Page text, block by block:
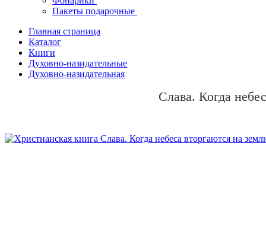
Пакеты подарочные
Главная страница
Каталог
Книги
Духовно-назидательные
Духовно-назидательная
Слава. Когда